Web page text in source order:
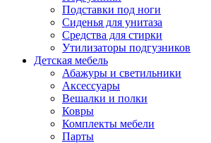
Подставки под ноги
Сиденья для унитаза
Средства для стирки
Утилизаторы подгузников
Детская мебель
Абажуры и светильники
Аксессуары
Вешалки и полки
Ковры
Комплекты мебели
Парты